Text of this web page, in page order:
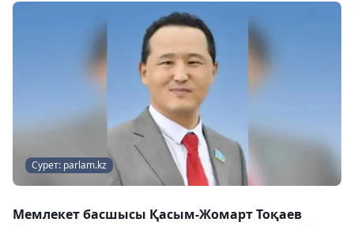
Сурет: parlam.kz
Мемлекет басшысы Қасым-Жомарт Тоқаев